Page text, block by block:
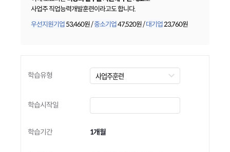
사업주 직업능력개발훈련이라고도 합니다.
우선지원기업 53,460원 /중소기업47,520원 /대기업23,760원
학습유형
학습시작일
학습기간 1개월